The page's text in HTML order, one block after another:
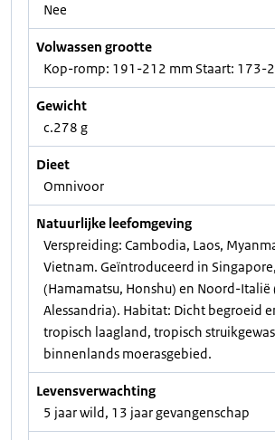
Nee
Volwassen grootte
Kop-romp: 191-212 mm Staart: 173-
Gewicht
c.278 g
Dieet
Omnivoor
Natuurlijke leefomgeving
Verspreiding: Cambodia, Laos,
Vietnam. Geïntroduceerd in
(Hamamatsu, Honshu) en Noord-Italië
Alessandria). Habitat: Dicht begroeid
tropisch laagland, tropisch
binnenlands moerasgebied.
Levensverwachting
5 jaar wild, 13 jaar gevangenschap